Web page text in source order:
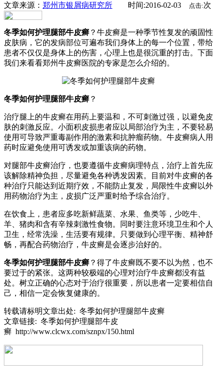
文章来源： 郑州市银屑病研究所 时间:2016-02-03 点击:次
冬季如何护理腿部牛皮癣 ？牛皮癣是一种季节性复发的顽固性
皮肤病，它的发病部位可遍布我们身体上的每一个位置，带给
患者不仅仅是身体上的伤害，心理上也是很沉重的打击。下面
我们来看看郑州牛皮癣医院的专家是怎么介绍的。
冬季如何护理腿部牛皮癣 ？
治疗腿上的牛皮癣在用药上要温和，不可刺激过强，以避免皮
肤的刺激反应。小面积皮损患者应以局部治疗为主，不要轻易
使用可导致严重毒副作用的激素和抗肿瘤药物。牛皮癣病人用
药时应避免使用可诱发或加重该病的药物。
对腿部牛皮癣治疗，也要遵循牛皮癣病理特点，治疗上首先应
该解除精神负担，尽量避免各种诱发因素。目前对牛皮癣的各
种治疗只能达到近期疗效，不能防止复发，局限性牛皮癣以外
用药物治疗为主，皮损广泛严重时给予综合治疗。
在饮食上，患者应多吃新鲜蔬菜、水果、鱼类等，少吃牛、
羊、猪肉和含有辛辣刺激性食物。同时要注意环境卫生和个人
卫生，经常洗澡，生活要有规律。只要做到心理平衡、精神舒
畅，再配合药物治疗，牛皮癣是会逐步治好的。
冬季如何护理腿部牛皮癣 ？得了牛皮癣既不要不以为然，也不
要过于的紧张。这两种较极端的心理对治疗牛皮癣都没有益
处。树立正确的心态对于治疗很重要，所以患者一定要相信自
己，相信一定会恢复健康的。
转载请标明文章出处: 冬季如何护理腿部牛皮癣
文章链接: 冬季如何护理腿部牛皮
癣 http://www.clcwx.com/sznpx/150.html